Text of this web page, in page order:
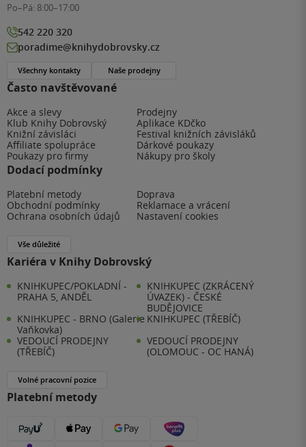
Často navštěvované
Akce a slevy
Prodejny
Klub Knihy Dobrovský
Aplikace KDčko
Knižní závisláci
Festival knižních závisláků
Affiliate spolupráce
Dárkové poukazy
Poukazy pro firmy
Nákupy pro školy
Dodací podmínky
Platební metody
Doprava
Obchodní podmínky
Reklamace a vrácení
Ochrana osobních údajů
Nastavení cookies
Vše důležité
Kariéra v Knihy Dobrovský
KNIHKUPEC/POKLADNÍ -
PRAHA 5, ANDĚL
KNIHKUPEC (ZKRÁCENÝ
ÚVAZEK) - ČESKÉ
BUDĚJOVICE
KNIHKUPEC - BRNO (Galerie
Vaňkovka)
KNIHKUPEC (TŘEBÍČ)
VEDOUCÍ PRODEJNY
(TŘEBÍČ)
VEDOUCÍ PRODEJNY
(OLOMOUC - OC HANÁ)
Volné pracovní pozice
Platební metody
Po–Pá: 8:00–17:00
542 220 320
poradime@knihydobrovsky.cz
Všechny kontakty Naše prodejny